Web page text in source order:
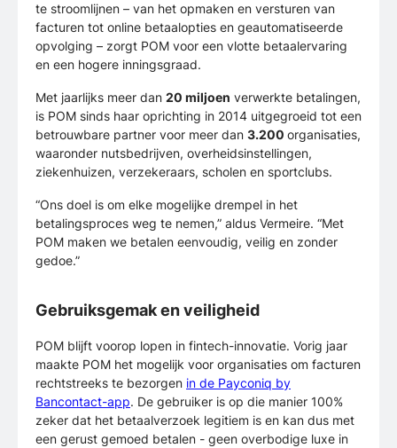
te stroomlijnen – van het opmaken en versturen van
facturen tot online betaalopties en geautomatiseerde
opvolging – zorgt POM voor een vlotte betaalervaring
en een hogere inningsgraad.
Met jaarlijks meer dan 20 miljoen verwerkte betalingen,
is POM sinds haar oprichting in 2014 uitgegroeid tot een
betrouwbare partner voor meer dan 3.200 organisaties,
waaronder nutsbedrijven, overheidsinstellingen,
ziekenhuizen, verzekeraars, scholen en sportclubs.
“Ons doel is om elke mogelijke drempel in het
betalingsproces weg te nemen,” aldus Vermeire. “Met
POM maken we betalen eenvoudig, veilig en zonder
gedoe.”
Gebruiksgemak en veiligheid
POM blijft voorop lopen in fintech-innovatie. Vorig jaar
maakte POM het mogelijk voor organisaties om facturen
rechtstreeks te bezorgen in de Payconiq by
Bancontact-app. De gebruiker is op die manier 100%
zeker dat het betaalverzoek legitiem is en kan dus met
een gerust gemoed betalen - geen overbodige luxe in